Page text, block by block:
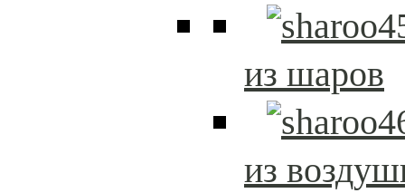
из шаров
из